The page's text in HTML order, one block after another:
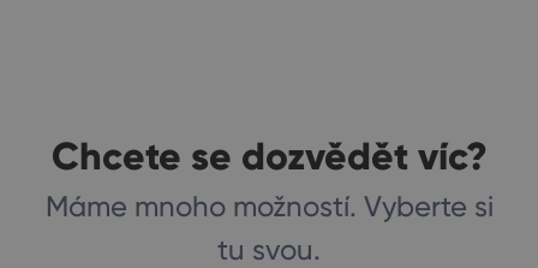
Chcete se dozvědět víc?
Máme mnoho možností. Vyberte si
tu svou.